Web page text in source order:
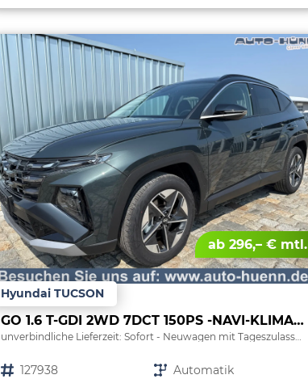
ab 296,– € mtl.
Hyundai TUCSON
GO 1.6 T-GDI 2WD 7DCT 150PS -NAVI-KLIMAAUTOM-ALU18"-SHZ-WINTER-LED-PDC-KAMERA-KEYLESS GO-Sofort
unverbindliche Lieferzeit: Sofort Neuwagen mit Tageszulassung
Fahrzeugnr. 127938 Getriebe Automatik